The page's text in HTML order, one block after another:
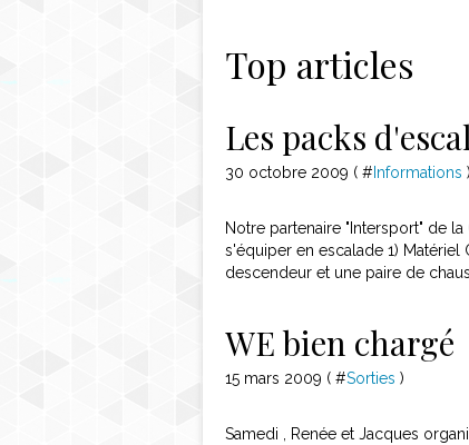
Top articles
Les packs
30 octobre 2009 ( # Informations )
Notre partenaire "Intersport" de
s'équiper en escalade 1)
descendeur et une paire de
WE bien chargé
15 mars 2009 ( #Sorties )
Samedi , Renée et Jacques